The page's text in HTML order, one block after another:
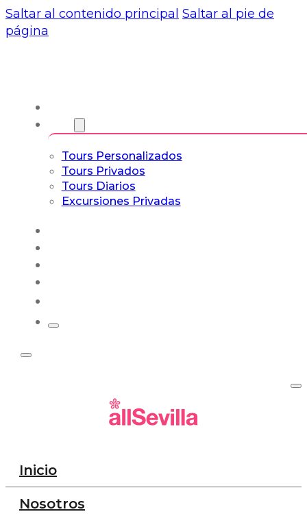
Saltar al contenido principal Saltar al pie de
página
Tours Personalizados
Tours Privados
Tours Diarios
Excursiones Privadas
Inicio
Nosotros